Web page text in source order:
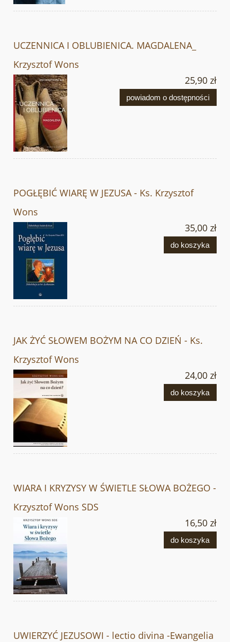
UCZENNICA I OBLUBIENICA. MAGDALENA_
Krzysztof Wons
25,90 zł
powiadom o dostępności
POGŁĘBIĆ WIARĘ W JEZUSA - Ks. Krzysztof
Wons
35,00 zł
do koszyka
JAK ŻYĆ SŁOWEM BOŻYM NA CO DZIEŃ - Ks.
Krzysztof Wons
24,00 zł
do koszyka
WIARA I KRYZYSY W ŚWIETLE SŁOWA BOŻEGO -
Krzysztof Wons SDS
16,50 zł
do koszyka
UWIERZYĆ JEZUSOWI - lectio divina -Ewangelia